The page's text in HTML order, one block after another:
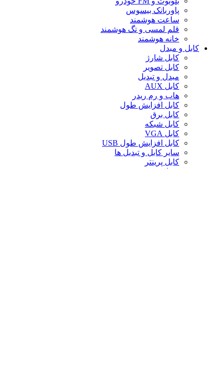
پاوربانک بیسوس
ساعت هوشمند
قلم لمسی و تگ هوشمند
خانه هوشمند
کابل و مبدل
کابل شارژ
کابل تصویر
مبدل و تبدیل
کابل AUX
هاب و رم ریدر
کابل افزایش طول
کابل برق
کابل شبکه
کابل VGA
کابل افزایش طول USB
سایر کابل و تبدیل ها
کابل پرینتر